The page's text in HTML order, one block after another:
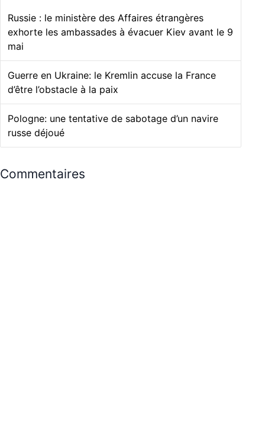
Russie : le ministère des Affaires étrangères
exhorte les ambassades à évacuer Kiev avant le 9
mai
Guerre en Ukraine: le Kremlin accuse la France
d’être l’obstacle à la paix
Pologne: une tentative de sabotage d’un navire
russe déjoué
Commentaires